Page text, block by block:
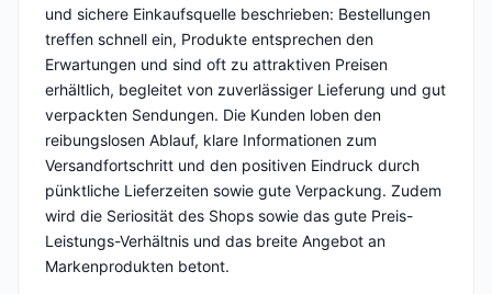
und sichere Einkaufsquelle beschrieben: Bestellungen
treffen schnell ein, Produkte entsprechen den
Erwartungen und sind oft zu attraktiven Preisen
erhältlich, begleitet von zuverlässiger Lieferung und gut
verpackten Sendungen. Die Kunden loben den
reibungslosen Ablauf, klare Informationen zum
Versandfortschritt und den positiven Eindruck durch
pünktliche Lieferzeiten sowie gute Verpackung. Zudem
wird die Seriosität des Shops sowie das gute Preis-
Leistungs-Verhältnis und das breite Angebot an
Markenprodukten betont.